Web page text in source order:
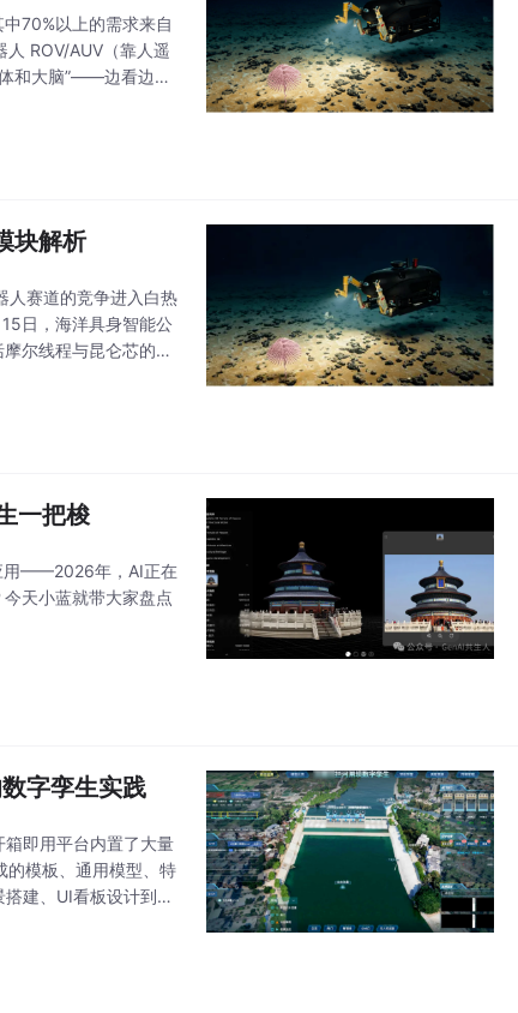
70%以上的需求来自
ROV/AUV（靠人遥
和大脑”——边看边
块解析
赛道的竞争进入白热
日，海洋具身智能公
尔线程与昆仑芯的产
一把梭
用——2026年，AI正在
天小蓝就带大家盘点
字孪生实践
即用平台内置了大量
模板、通用模型、特
建、UI看板设计到数